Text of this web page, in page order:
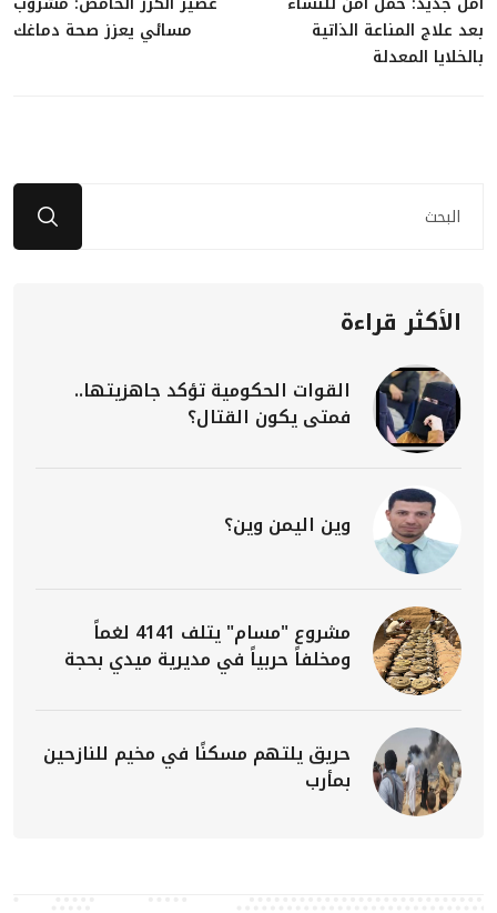
بعد علاج المناعة الذاتية
بالخلايا المعدلة
مسائي يعزز صحة دماغك
الأكثر قراءة
القوات الحكومية تؤكد جاهزيتها..
فمتى يكون القتال؟
وين اليمن وين؟
مشروع "مسام" يتلف 4141 لغماً
ومخلفاً حربياً في مديرية ميدي بحجة
حريق يلتهم مسكنًا في مخيم للنازحين
بمأرب